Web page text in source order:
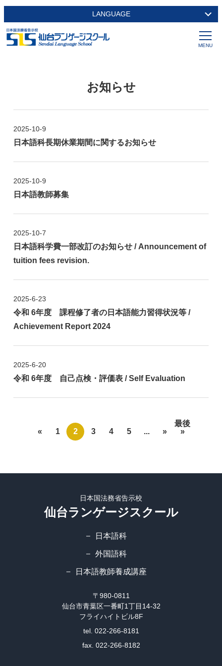
LANGUAGE
お知らせ
2025-10-9
日本語科長期休業期間に関するお知らせ
2025-10-9
日本語教師募集
2025-10-7
日本語科学費一部改訂のお知らせ / Announcement of
tuition fees revision.
2025-6-23
令和 6年度 課程修了者の日本語能力習得状況等 /
Achievement Report 2024
2025-6-20
令和 6年度 自己点検・評価表 / Self Evaluation
« 1 2 3 4 5 ... »
最後
»
日本国法務省告示校
仙台ランゲージスクール
日本語科
外国語科
日本語教師養成講座
〒980-0811
仙台市青葉区一番町1丁目14-32
フライハイトビル8F
tel. 022-266-8181
fax. 022-266-8182